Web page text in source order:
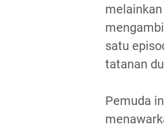
satu
tatanan
Pemuda